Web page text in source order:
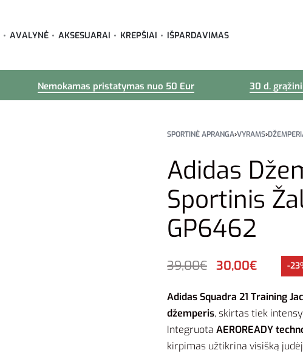
AVALYNĖ AKSESUARAI KREPŠIAI IŠPARDAVIMAS
Nemokamas pristatymas nuo 50 Eur 30 d.
SPORTINĖ APRANGA›VYRAMS›
Adidas
Sportinis
GP6462
39,00€ 30,00€ -
Adidas Squadra 21 Training
džemperis, skirtas tiek
Integruota AEROREADY
kirpimas užtikrina visišką